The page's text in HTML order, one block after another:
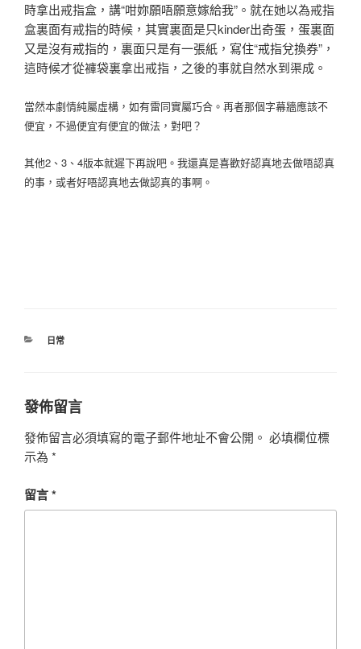
時拿出戒指盒，講“咁妳願唔願意嫁給我”。就在她以為戒指
盒裏面有戒指的時候，其實裏面是只kinder出奇蛋，蛋裏面
又是沒有戒指的，裏面只是有一張紙，寫住“戒指兌換券”，
這時候才從褲袋裏拿出戒指，之後的事就自然水到渠成。
當然本劇情純屬虛構，如有雷同實屬巧合。再者那個字幕牆應該不
便宜，不過便宜有便宜的做法，對吧？
其他2、3、4版本就遲下再說吧。我還真是喜歡好認真地去做唔認真
的事，或者好唔認真地去做認真的事啊。
分
日常
發佈留言
發佈留言必須填寫的電子郵件地址不會公開。 必填欄位標
示為 *
留言*